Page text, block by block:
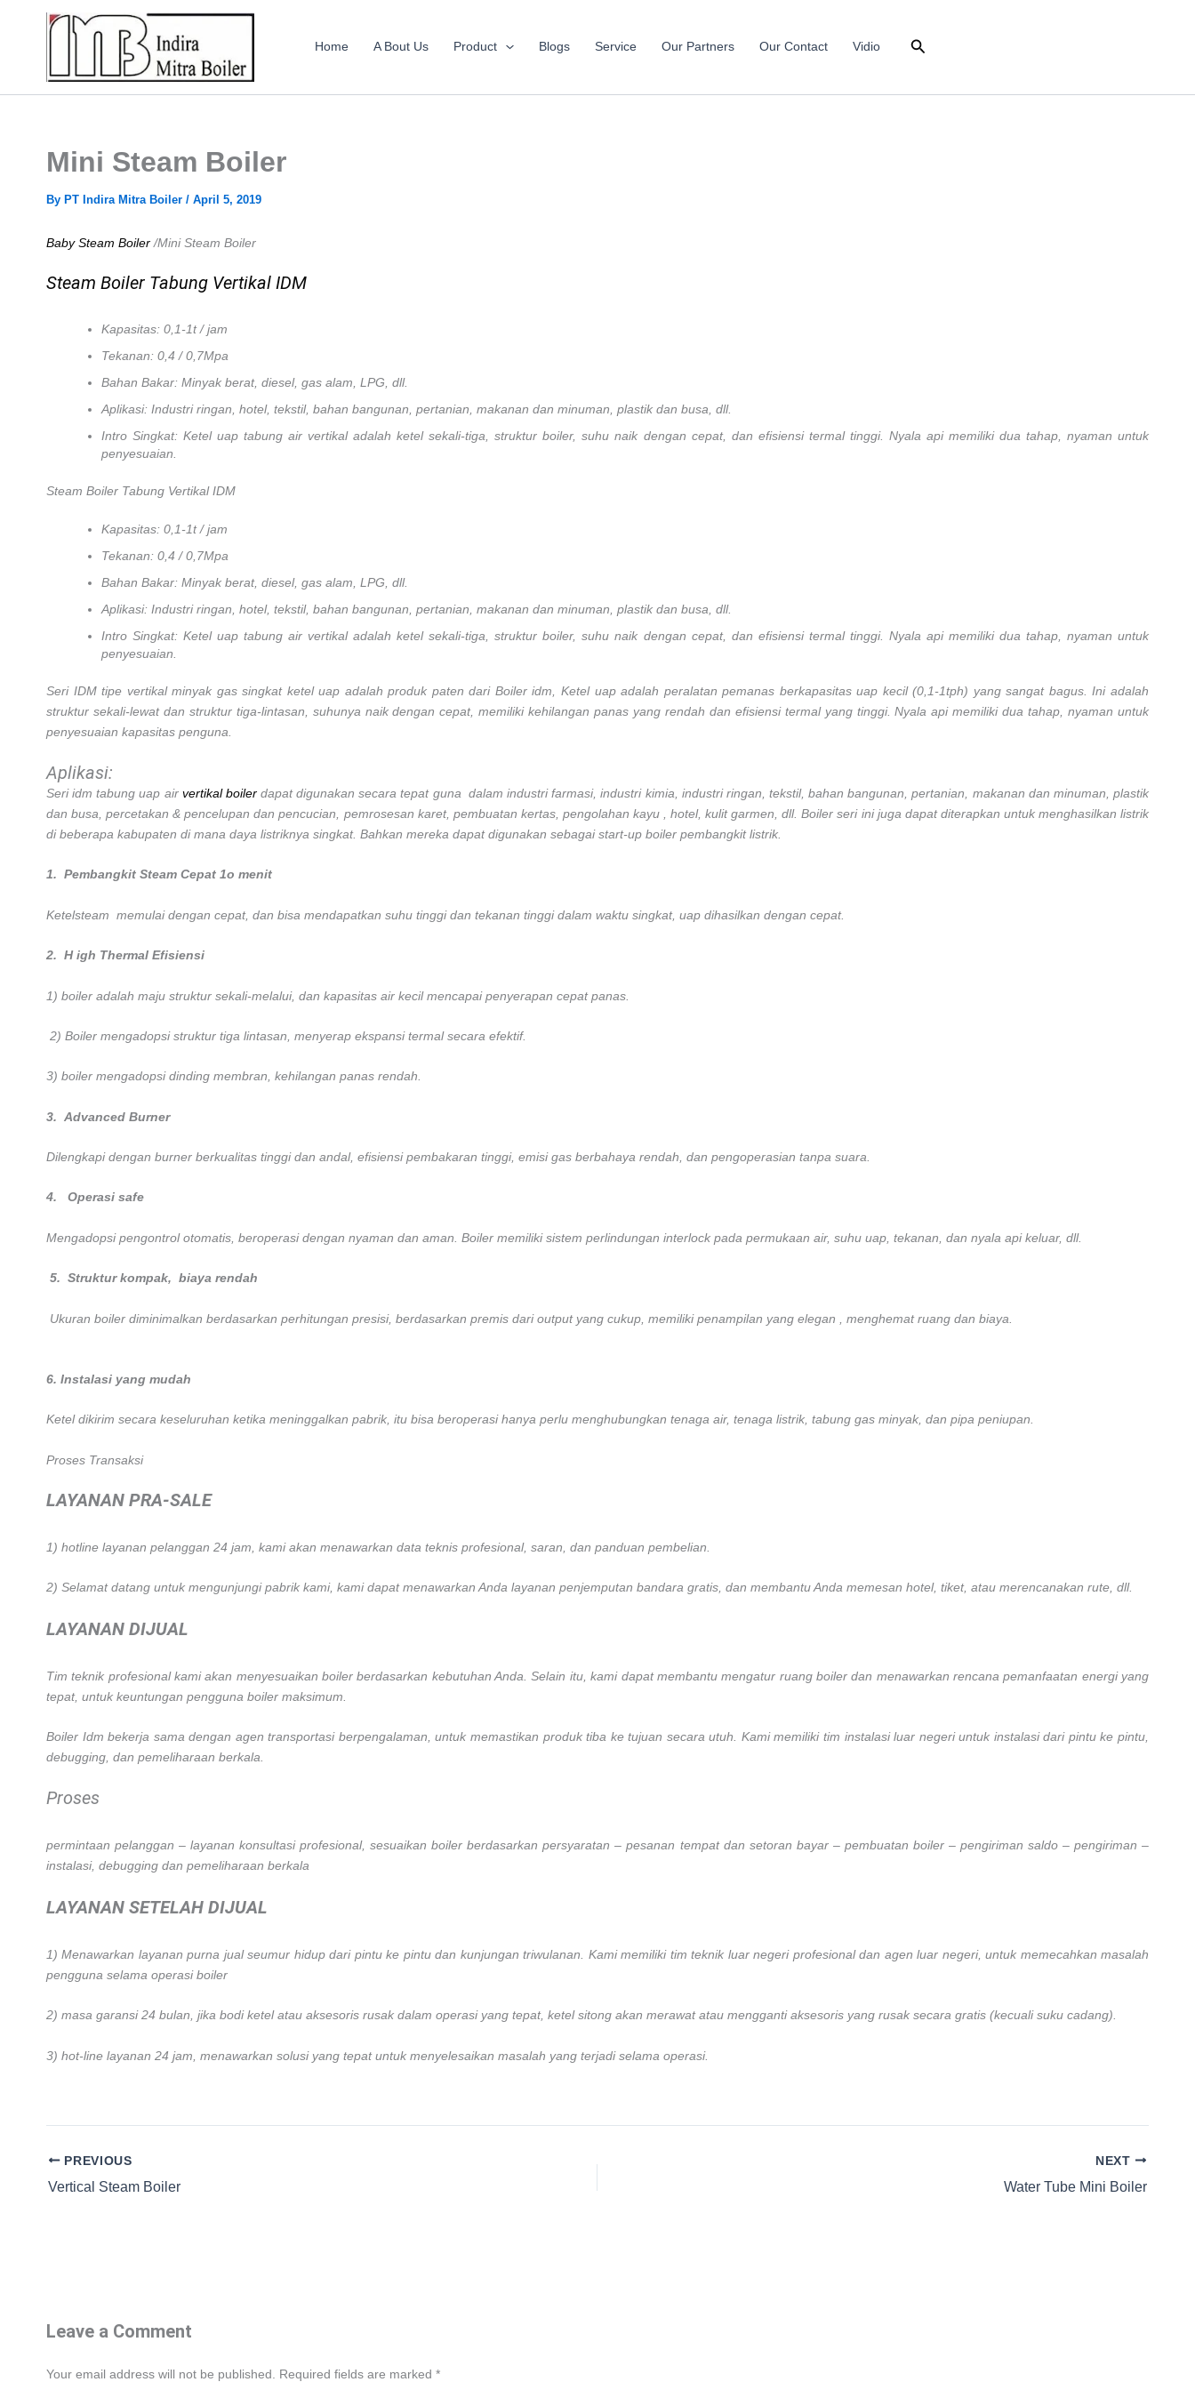
Home A Bout Us Product Blogs Service Our Partners Our Contact Vidio Search
Mini Steam Boiler
By PT Indira Mitra Boiler / April 5, 2019
Baby Steam Boiler /Mini Steam Boiler
Steam Boiler Tabung Vertikal IDM
Kapasitas: 0,1-1t / jam
Tekanan: 0,4 / 0,7Mpa
Bahan Bakar: Minyak berat, diesel, gas alam, LPG, dll.
Aplikasi: Industri ringan, hotel, tekstil, bahan bangunan, pertanian, makanan dan minuman, plastik dan busa, dll.
Intro Singkat: Ketel uap tabung air vertikal adalah ketel sekali-tiga, struktur boiler, suhu naik dengan cepat, dan efisiensi termal tinggi. Nyala api memiliki dua tahap, nyaman untuk
penyesuaian.
Steam Boiler Tabung Vertikal IDM
Kapasitas: 0,1-1t / jam
Tekanan: 0,4 / 0,7Mpa
Bahan Bakar: Minyak berat, diesel, gas alam, LPG, dll.
Aplikasi: Industri ringan, hotel, tekstil, bahan bangunan, pertanian, makanan dan minuman, plastik dan busa, dll.
Intro Singkat: Ketel uap tabung air vertikal adalah ketel sekali-tiga, struktur boiler, suhu naik dengan cepat, dan efisiensi termal tinggi. Nyala api memiliki dua tahap, nyaman untuk
penyesuaian.
Seri IDM tipe vertikal minyak gas singkat ketel uap adalah produk paten dari Boiler idm, Ketel uap adalah peralatan pemanas berkapasitas uap kecil (0,1-1tph) yang sangat bagus. Ini adalah
struktur sekali-lewat dan struktur tiga-lintasan, suhunya naik dengan cepat, memiliki kehilangan panas yang rendah dan efisiensi termal yang tinggi. Nyala api memiliki dua tahap, nyaman untuk
penyesuaian kapasitas penguna.
Aplikasi:
Seri idm tabung uap air vertikal boilerdapat digunakan secara tepat guna dalam industri farmasi, industri kimia, industri ringan, tekstil, bahan bangunan, pertanian, makanan dan minuman, plastik
dan busa, percetakan & pencelupan dan pencucian, pemrosesan karet, pembuatan kertas, pengolahan kayu , hotel, kulit garmen, dll. Boiler seri ini juga dapat diterapkan untuk menghasilkan listrik
di beberapa kabupaten di mana daya listriknya singkat. Bahkan mereka dapat digunakan sebagai start-up boiler pembangkit listrik.
1. Pembangkit Steam Cepat 1o menit
Ketelsteam memulai dengan cepat, dan bisa mendapatkan suhu tinggi dan tekanan tinggi dalam waktu singkat, uap dihasilkan dengan cepat.
2. High Thermal Efisiensi
1) boiler adalah maju struktur sekali-melalui, dan kapasitas air kecil mencapai penyerapan cepat panas.
2) Boiler mengadopsi struktur tiga lintasan, menyerap ekspansi termal secara efektif.
3) boiler mengadopsi dinding membran, kehilangan panas rendah.
3. Advanced Burner
Dilengkapi dengan burner berkualitas tinggi dan andal, efisiensi pembakaran tinggi, emisi gas berbahaya rendah, dan pengoperasian tanpa suara.
4. Operasi safe
Mengadopsi pengontrol otomatis, beroperasi dengan nyaman dan aman. Boiler memiliki sistem perlindungan interlock pada permukaan air, suhu uap, tekanan, dan nyala api keluar, dll.
5. Struktur kompak, biaya rendah
Ukuran boiler diminimalkan berdasarkan perhitungan presisi, berdasarkan premis dari output yang cukup, memiliki penampilan yang elegan , menghemat ruang dan biaya.
6. Instalasi yang mudah
Ketel dikirim secara keseluruhan ketika meninggalkan pabrik, itu bisa beroperasi hanya perlu menghubungkan tenaga air, tenaga listrik, tabung gas minyak, dan pipa peniupan.
Proses Transaksi
LAYANAN PRA-SALE
1) hotline layanan pelanggan 24 jam, kami akan menawarkan data teknis profesional, saran, dan panduan pembelian.
2) Selamat datang untuk mengunjungi pabrik kami, kami dapat menawarkan Anda layanan penjemputan bandara gratis, dan membantu Anda memesan hotel, tiket, atau merencanakan rute, dll.
LAYANAN DIJUAL
Tim teknik profesional kami akan menyesuaikan boiler berdasarkan kebutuhan Anda. Selain itu, kami dapat membantu mengatur ruang boiler dan menawarkan rencana pemanfaatan energi yang
tepat, untuk keuntungan pengguna boiler maksimum.
Boiler Idm bekerja sama dengan agen transportasi berpengalaman, untuk memastikan produk tiba ke tujuan secara utuh. Kami memiliki tim instalasi luar negeri untuk instalasi dari pintu ke pintu,
debugging, dan pemeliharaan berkala.
Proses
permintaan pelanggan – layanan konsultasi profesional, sesuaikan boiler berdasarkan persyaratan – pesanan tempat dan setoran bayar – pembuatan boiler – pengiriman saldo – pengiriman –
instalasi, debugging dan pemeliharaan berkala
LAYANAN SETELAH DIJUAL
1) Menawarkan layanan purna jual seumur hidup dari pintu ke pintu dan kunjungan triwulanan. Kami memiliki tim teknik luar negeri profesional dan agen luar negeri, untuk memecahkan masalah
pengguna selama operasi boiler
2) masa garansi 24 bulan, jika bodi ketel atau aksesoris rusak dalam operasi yang tepat, ketel sitong akan merawat atau mengganti aksesoris yang rusak secara gratis (kecuali suku cadang).
3) hot-line layanan 24 jam, menawarkan solusi yang tepat untuk menyelesaikan masalah yang terjadi selama operasi.
PREVIOUS
Vertical Steam Boiler
NEXT
Water Tube Mini Boiler
Leave a Comment
Your email address will not be published. Required fields are marked *